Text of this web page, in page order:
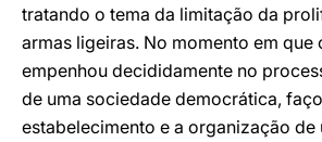
tratando o tema da limitação da
armas ligeiras. No momento em que
empenhou decididamente no
de uma sociedade democrática,
estabelecimento e a organização de